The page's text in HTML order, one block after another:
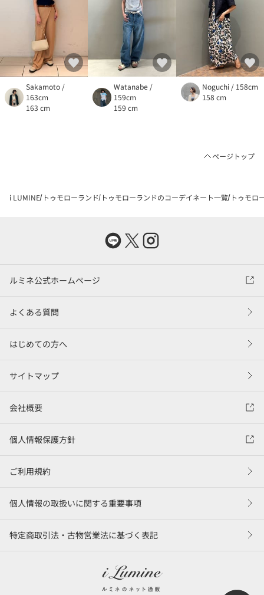
Sakamoto /
163cm
163 cm
Watanabe /
159cm
159 cm
Noguchi / 158cm
158 cm
ページトップ
i LUMINE トゥモローランド トゥモローランドのコーデイネート一覧 トゥモロ
ルミネ公式ホームページ
よくある質問
はじめての方へ
サイトマップ
会社概要
個人情報保護方針
ご利用規約
個人情報の取扱いに関する重要事項
特定商取引法・古物営業法に基づく表記